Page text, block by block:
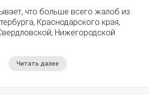
что больше всего жалоб из
Краснодарского края,
Нижегородской
Читать далее